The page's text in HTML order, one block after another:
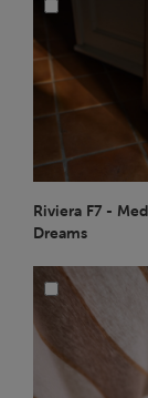
Riviera F7 -
Dreams